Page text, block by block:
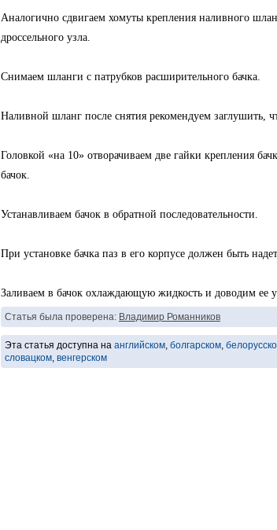
Аналогично сдвигаем хомуты крепления наливного
дроссельного узла.
Снимаем шланги с патрубков расширительного бачка.
Наливной шланг после снятия рекомендуем заглушить,
Головкой «на 10» отворачиваем две гайки крепления
бачок.
Устанавливаем бачок в обратной последовательности.
При установке бачка паз в его корпусе должен быть
Заливаем в бачок охлаждающую жидкость и доводим ее
Статья была проверена: Владимир Романников
Эта статья доступна на английском, болгарском,
словацком, венгерском